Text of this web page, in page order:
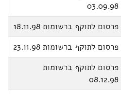
03.09.98
פרסום לתוקף ברשומות 18.11.98
פרסום לתוקף ברשומות 23.11.98
פרסום לתוקף ברשומות
08.12.98